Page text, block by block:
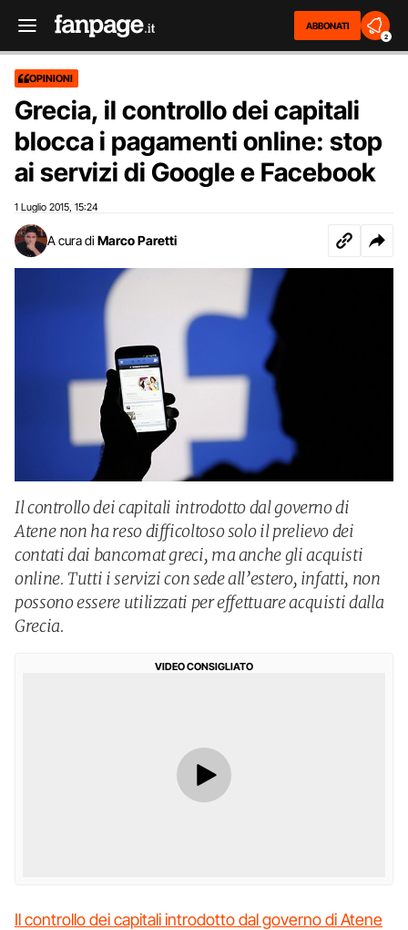
ABBONATI
2
OPINIONI
Grecia, il controllo dei capitali
blocca i pagamenti online: stop
ai servizi di Google e Facebook
1 Luglio 2015 15:24
A cura di Marco Paretti
Il controllo dei capitali introdotto dal governo di
Atene non ha reso difficoltoso solo il prelievo dei
contati dai bancomat greci, ma anche gli acquisti
online. Tutti i servizi con sede all’estero, infatti, non
possono essere utilizzati per effettuare acquisti dalla
Grecia.
VIDEO CONSIGLIATO
Il controllo dei capitali introdotto dal governo di Atene